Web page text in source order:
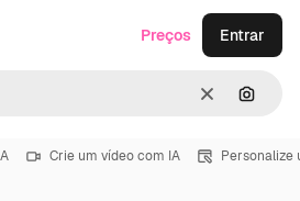
Limpar
Preços Entrar
Crie um vídeo com IA Personalize